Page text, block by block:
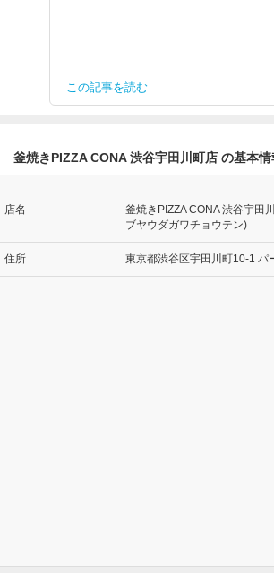
この記事を読む
釜焼きPIZZA CONA 渋谷宇田川町店 の基本情
店名
釜焼きPIZZA CONA 渋谷宇田
ブヤウダガワチョウテン)
住所 東京都渋谷区宇田川町10-1 パ